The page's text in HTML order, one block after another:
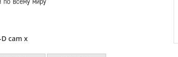
по всему миру
cam x